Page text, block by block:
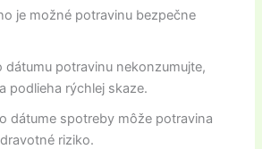
je možné potravinu bezpečne
dátumu potravinu nekonzumujte,
podlieha rýchlej skaze.
dátume spotreby môže potravina
riziko.